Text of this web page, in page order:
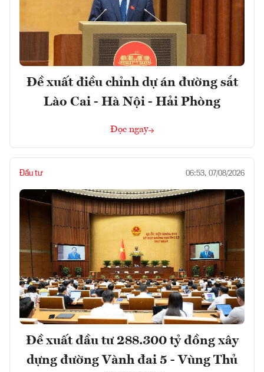
Đề xuất điều chỉnh dự án đường sắt
Lào Cai - Hà Nội - Hải Phòng
Đọc ngay
Đầu tư 06:53, 07/08/2026
Đề xuất đầu tư 288.300 tỷ đồng xây
dựng đường Vành đai 5 - Vùng Thủ